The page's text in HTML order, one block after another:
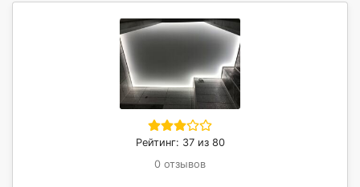
Рейтинг: 37 из 80
0 отзывов